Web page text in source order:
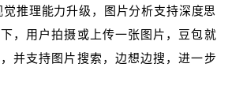
推理能力升级，图片分析支持深度思
，用户拍摄或上传一张图片，豆包就
并支持图片搜索，边想边搜，进一步